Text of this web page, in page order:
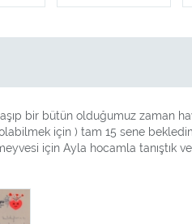
bir bütün olduğumuz zaman
için ) tam 15 sene
için Ayla hocamla tanıştık